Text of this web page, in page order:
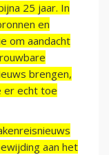
25 jaar. In
en
om aandacht
brengen,
er echt toe
aan het